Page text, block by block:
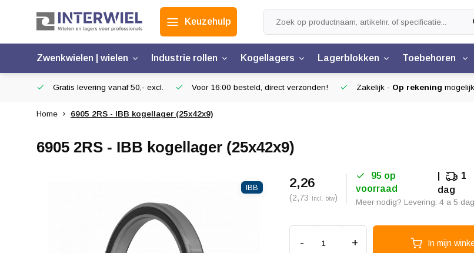
Keuzehulp
Zwenkwielen | wielen Industrie rollen Kogellagers Lagerblokken Toebehoren
Gratis levering vanaf 50,- excl. Voor 16:00 besteld, direct verzonden! Zakelijk - Op rekening mogelijk
Home 6905 2RS - IBB kogellager (25x42x9)
6905 2RS - IBB kogellager (25x42x9)
IBB 2,26
(2,73 Incl. btw)
95 op
voorraad
1
dag
Meer nodig? Levering: 4 a 5
- + In mijn